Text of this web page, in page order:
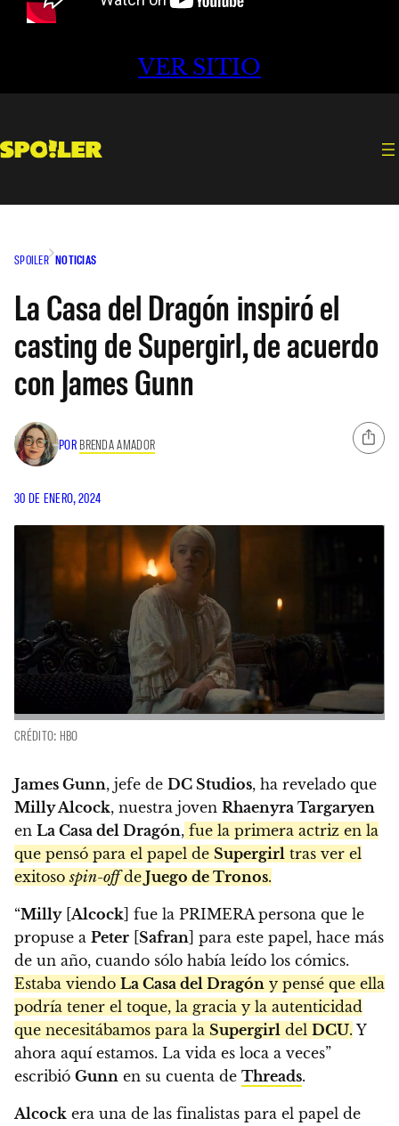
VER SITIO
SPOILER NOTICIAS
La Casa del Dragón inspiró el
casting de Supergirl, de acuerdo
con James Gunn
POR BRENDA AMADOR
30 DE ENERO, 2024
CRÉDITO: HBO
James Gunn, jefe de DC Studios, ha revelado que
Milly Alcock, nuestra joven Rhaenyra Targaryen
en La Casa del Dragón, fue la primera actriz en la
que pensó para el papel de Supergirl tras ver el
exitosospin-offde Juego de Tronos.
“Milly[Alcock] fue la PRIMERA persona que le
propuse a Peter [Safran] para este papel, hace más
de un año, cuando sólo había leído los cómics.
Estaba viendo La Casa del Dragón y pensé que ella
podría tener el toque, la gracia y la autenticidad
que necesitábamos para la Supergirl del DCU. Y
ahora aquí estamos. La vida es loca a veces”
escribió Gunn en su cuenta de Threads.
Alcock era una de las finalistas para el papel de